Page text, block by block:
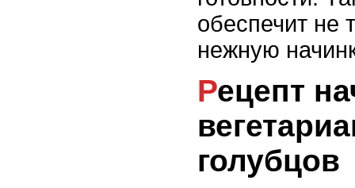
обеспечит не
нежную
Рецепт начинки для
голубцов